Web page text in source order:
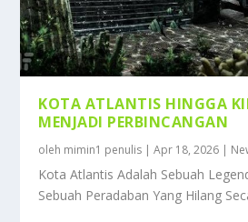
KOTA ATLANTIS HINGGA
MENJADI PERBINCANGAN
oleh mimin1 penulis |Apr 18, 2026 |
Kota Atlantis Adalah Sebuah
Sebuah Peradaban Yang Hilang